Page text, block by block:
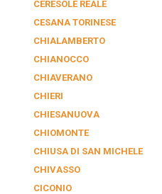
CERESOLE REALE
CESANA TORINESE
CHIALAMBERTO
CHIANOCCO
CHIAVERANO
CHIERI
CHIESANUOVA
CHIOMONTE
CHIUSA DI SAN MICHELE
CHIVASSO
CICONIO